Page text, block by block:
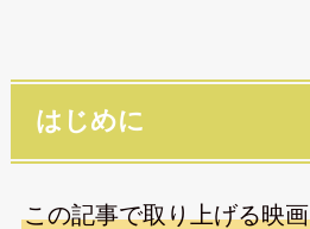
はじめに
この記事で取り上げる映画